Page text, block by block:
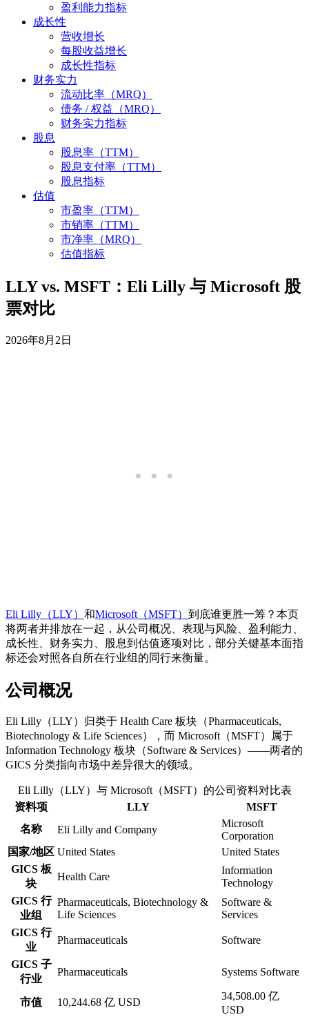
盈利能力指标
成长性
营收增长
每股收益增长
成长性指标
财务实力
流动比率（MRQ）
债务 / 权益（MRQ）
财务实力指标
股息
股息率（TTM）
股息支付率（TTM）
股息指标
估值
市盈率（TTM）
市销率（TTM）
市净率（MRQ）
估值指标
LLY vs. MSFT：Eli Lilly 与 Microsoft 股
票对比
2026年8月2日
Eli Lilly（LLY） 和Microsoft（MSFT） 到底谁更胜一筹？本页
将两者并排放在一起，从公司概况、表现与风险、盈利能力、
成长性、财务实力、股息到估值逐项对比，部分关键基本面指
标还会对照各自所在行业组的同行来衡量。
公司概况
Eli Lilly（LLY）归类于 Health Care 板块（Pharmaceuticals,
Biotechnology & Life Sciences），而 Microsoft（MSFT）属于
Information Technology 板块（Software & Services）——两者的
GICS 分类指向市场中差异很大的领域。
Eli Lilly（LLY）与 Microsoft（MSFT）的公司资料对比表
资料项
LLY
MSFT
名称
Eli Lilly and Company
Microsoft
Corporation
国家/地区 United States
United States
GICS 板
块
Health Care
Information
Technology
GICS 行
业组
Pharmaceuticals, Biotechnology &
Life Sciences
Software &
Services
GICS 行
业
Pharmaceuticals Software
GICS 子
行业
Pharmaceuticals Systems Software
市值 10,244.68 亿 USD
34,508.00 亿
USD